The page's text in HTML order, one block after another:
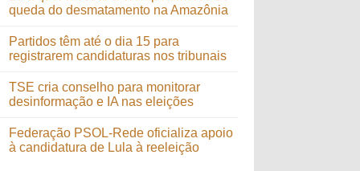
queda do desmatamento na Amazônia
Partidos têm até o dia 15 para
registrarem candidaturas nos tribunais
TSE cria conselho para monitorar
desinformação e IA nas eleições
Federação PSOL-Rede oficializa apoio
à candidatura de Lula à reeleição